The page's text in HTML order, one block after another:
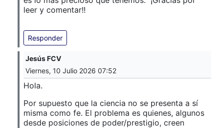
leer y comentar!!
Responder
Jesús FCV
Viernes, 10 Julio 2026 07:52
Hola.
Por supuesto que la ciencia no se presenta a sí
misma como fe. El problema es quienes, algunos
desde posiciones de poder/prestigio, creen